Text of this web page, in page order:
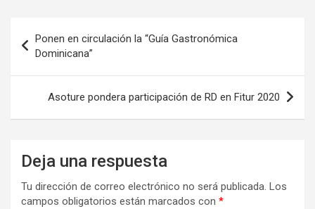
de
entradas
Ponen en circulación la “Guía Gastronómica
Dominicana”
Asoture pondera participación de RD en Fitur 2020
Deja una respuesta
Tu dirección de correo electrónico no será publicada. Los
campos obligatorios están marcados con *